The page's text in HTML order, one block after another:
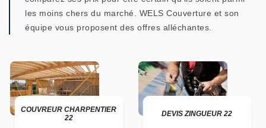
les moins chers du marché. WELS Couverture et son
équipe vous proposent des offres alléchantes.
COUVREUR CHARPENTIER
22
DEVIS ZINGUEUR 22